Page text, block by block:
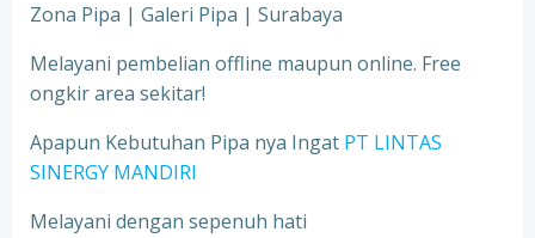
Zona Pipa | Galeri Pipa | Surabaya
Melayani pembelian offline maupun online. Free
ongkir area sekitar!
Apapun Kebutuhan Pipa nya Ingat PT LINTAS
SINERGY MANDIRI
Melayani dengan sepenuh hati